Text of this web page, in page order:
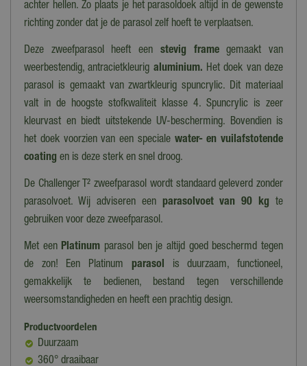
achter hellen. Zo plaats je het parasoldoek altijd in de gewenste
richting zonder dat je de parasol zelf hoeft te verplaatsen.
Deze zweefparasol heeft een stevig framegemaakt van
weerbestendig, antracietkleurig aluminium. Het doek van deze
parasol is gemaakt van zwartkleurig spuncrylic. Dit materiaal
valt in de hoogste stofkwaliteit klasse 4. Spuncrylic is zeer
kleurvast en biedt uitstekende UV-bescherming. Bovendien is
het doek voorzien van een speciale water- en vuilafstotende
coating en is deze sterk en snel droog.
De Challenger T² zweefparasol wordt standaard geleverd zonder
parasolvoet. Wij adviseren een
parasolvoet van 90 kg
te
gebruiken voor deze zweefparasol.
Met een Platinum parasol ben je altijd goed beschermd tegen
de zon! Een Platinum
parasol is duurzaam, functioneel,
gemakkelijk te bedienen, bestand tegen verschillende
weersomstandigheden en heeft een prachtig design.
Productvoordelen
Duurzaam
360° draaibaar